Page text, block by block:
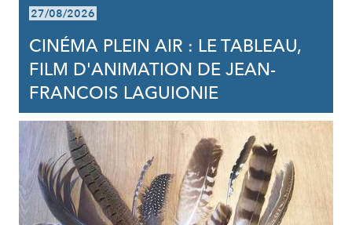
27/08/2026
CINÉMA PLEIN AIR : LE TABLEAU,
FILM D'ANIMATION DE JEAN-
FRANCOIS LAGUIONIE